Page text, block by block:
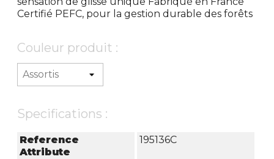
Certifié PEFC, pour la gestion durable des forêts
Couleur produit :
Specifications :
Reference
Attribute
195136C